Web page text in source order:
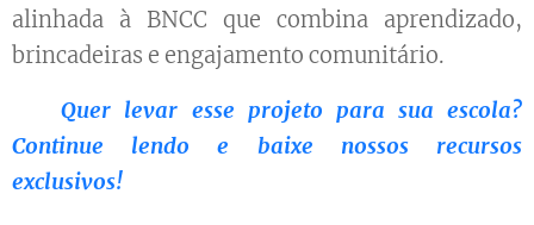
alinhada à BNCC que combina aprendizado,
brincadeiras e engajamento comunitário.
👉Quer levar esse projeto para sua escola?
Continue lendo e baixe nossos recursos
exclusivos!